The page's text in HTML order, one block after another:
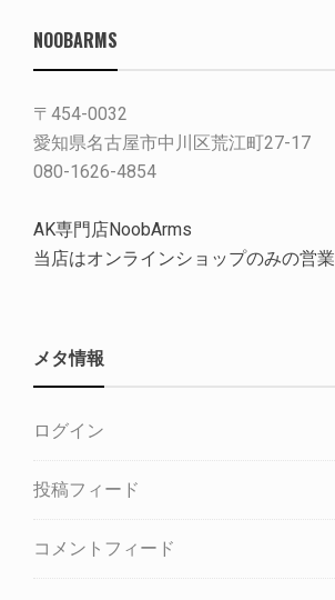
NOOBARMS
〒454-0032
愛知県名古屋市中川区荒江町27-17
080-1626-4854
AK専門店NoobArms
当店はオンラインショップのみの営業
メタ情報
ログイン
投稿フィード
コメントフィード